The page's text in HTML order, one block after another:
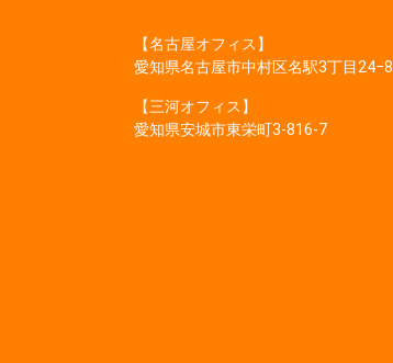
【名古屋オフィス】
愛知県名古屋市中村区名駅3丁目24−8
【三河オフィス】
愛知県安城市東栄町3‐816‐7